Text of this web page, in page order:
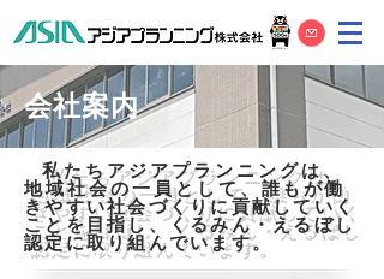
会社案内
私たちアジアプランニングは、
地域社会の一員として、誰もが働
きやすい社会づくりに貢献していく
ことを目指し、くるみん・えるぼし
認定に取り組んでいます。